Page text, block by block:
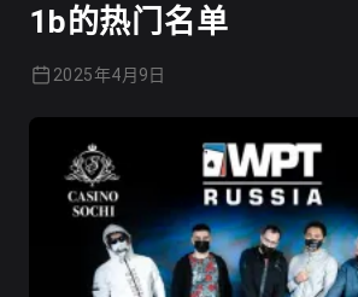
1b的热门名单
2025年4月9日